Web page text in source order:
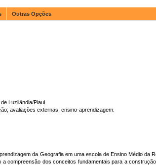
Outras Opções
Luzilândia/Piauí
avaliações externas; ensino-aprendizagem.
da Geografia em uma escola de Ensino Médio da
compreensão dos conceitos fundamentais para a